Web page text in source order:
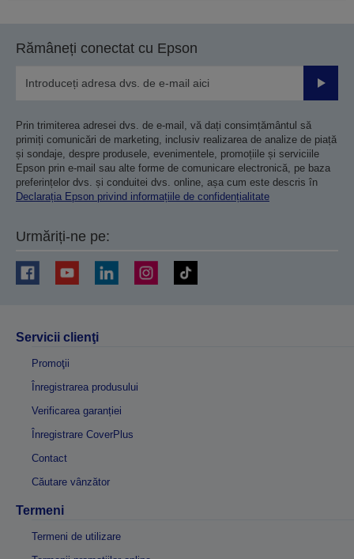
Rămâneți conectat cu Epson
Prin trimiterea adresei dvs. de e-mail, vă dați consimțământul să
primiți comunicări de marketing, inclusiv realizarea de analize de piață
și sondaje, despre produsele, evenimentele, promoțiile și serviciile
Epson prin e-mail sau alte forme de comunicare electronică, pe baza
preferințelor dvs. și conduitei dvs. online, așa cum este descris în
Declarația Epson privind informațiile de confidențialitate
Urmăriți-ne pe:
Servicii clienţi
Promoţii
Înregistrarea produsului
Verificarea garanției
Înregistrare CoverPlus
Contact
Căutare vânzător
Termeni
Termeni de utilizare